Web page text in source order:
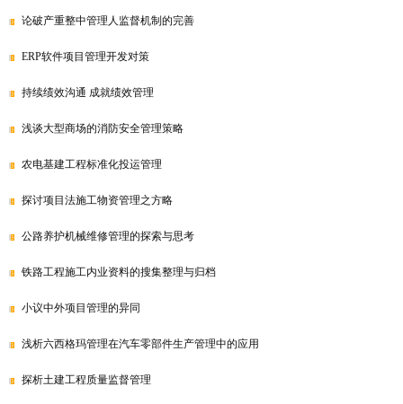
论破产重整中管理人监督机制的完善
ERP软件项目管理开发对策
持续绩效沟通 成就绩效管理
浅谈大型商场的消防安全管理策略
农电基建工程标准化投运管理
探讨项目法施工物资管理之方略
公路养护机械维修管理的探索与思考
铁路工程施工内业资料的搜集整理与归档
小议中外项目管理的异同
浅析六西格玛管理在汽车零部件生产管理中的应用
探析土建工程质量监督管理